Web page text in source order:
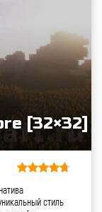
[32×32]
стиль